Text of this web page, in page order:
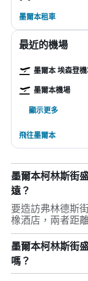
墨爾本租車
最近的機場
墨爾本 埃森登
墨爾本機場
顯示更多
飛往墨爾本
墨爾本柯林斯街
遠？
要造訪弗林德斯
橡酒店，兩者距離
墨爾本柯林斯街
嗎？